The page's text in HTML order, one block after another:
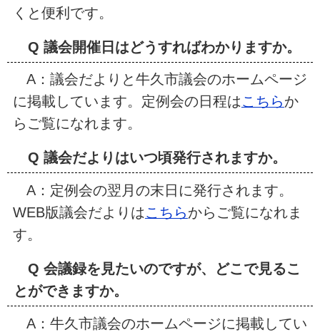
くと便利です。
Q 議会開催日はどうすればわかりますか。
A：議会だよりと牛久市議会のホームページ
に掲載しています。定例会の日程はこちらか
らご覧になれます。
Q 議会だよりはいつ頃発行されますか。
A：定例会の翌月の末日に発行されます。
WEB版議会だよりはこちらからご覧になれま
す。
Q 会議録を見たいのですが、どこで見るこ
とができますか。
A：牛久市議会のホームページに掲載してい